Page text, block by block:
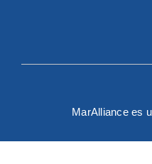
MarAlliance es